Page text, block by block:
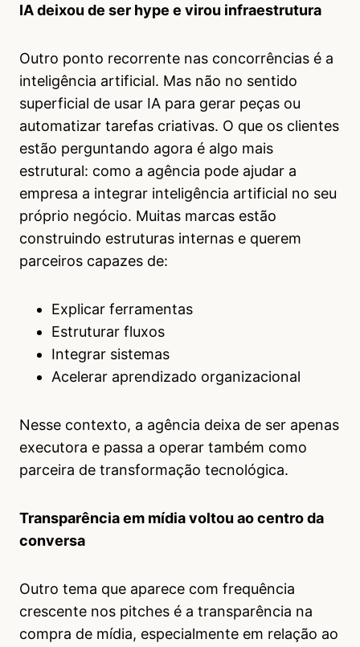
IA deixou de ser hype e virou infraestrutura
Outro ponto recorrente nas concorrências é a
inteligência artificial. Mas não no sentido
superficial de usar IA para gerar peças ou
automatizar tarefas criativas. O que os clientes
estão perguntando agora é algo mais
estrutural: como a agência pode ajudar a
empresa a integrar inteligência artificial no seu
próprio negócio. Muitas marcas estão
construindo estruturas internas e querem
parceiros capazes de:
Explicar ferramentas
Estruturar fluxos
Integrar sistemas
Acelerar aprendizado organizacional
Nesse contexto, a agência deixa de ser apenas
executora e passa a operar também como
parceira de transformação tecnológica.
Transparência em mídia voltou ao centro da
conversa
Outro tema que aparece com frequência
crescente nos pitches é a transparência na
compra de mídia, especialmente em relação ao